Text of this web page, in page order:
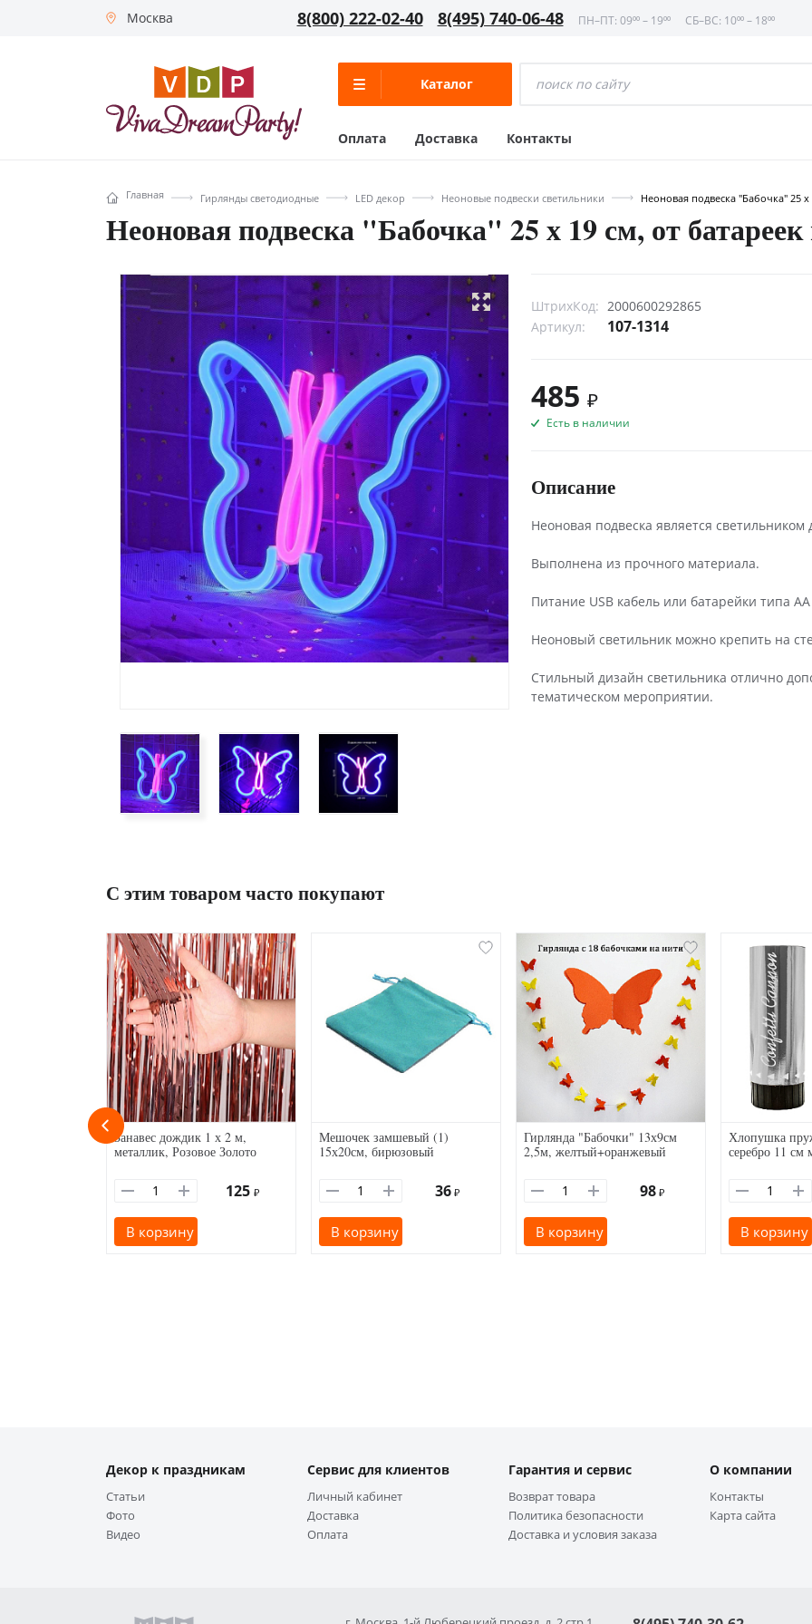
Москва 8(800) 222-02-40 8(495) 740-06-48 ПН–ПТ: 09⁰⁰ – 19⁰⁰ СБ–ВС: 10⁰⁰ – 18⁰⁰
Каталог
Оплата Доставка Контакты
Главная Гирлянды светодиодные LED декор Неоновые подвески светильники Неоновая подвеска "Бабочка" 25
Неоновая подвеска "Бабочка" 25 х 19 см, от
ШтрихКод: 2000600292865
Артикул:
107-1314
485 ₽
Есть в наличии
Описание
Неоновая подвеска является
Выполнена из прочного материала.
Питание USB кабель или батарейки типа
Неоновый светильник можно крепить на
Стильный дизайн светильника отлично
тематическом мероприятии.
С этим товаром часто покупают
Занавес дождик 1 х 2 м,
металлик, Розовое Золото
125 ₽
В корзину
Мешочек замшевый (1)
15х20см, бирюзовый
36 ₽
В корзину
Гирлянда "Бабочки" 13х9см
2,5м, желтый+оранжевый
98 ₽
В корзину
Хлопушка
серебро 11 см
В корзину
Декор к праздникам
Статьи
Фото
Видео
Сервис для клиентов
Личный кабинет
Доставка
Оплата
Гарантия и сервис
Возврат товара
Политика безопасности
Доставка и условия заказа
О компании
Контакты
Карта сайта